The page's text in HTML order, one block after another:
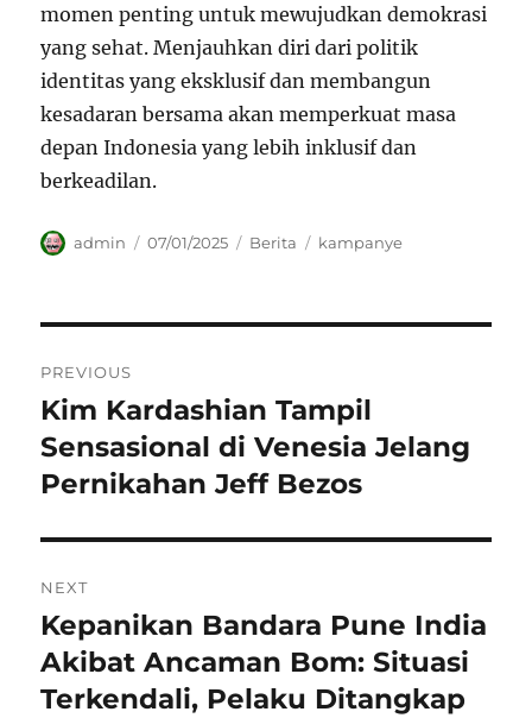
momen penting untuk mewujudkan demokrasi
yang sehat. Menjauhkan diri dari politik
identitas yang eksklusif dan membangun
kesadaran bersama akan memperkuat masa
depan Indonesia yang lebih inklusif dan
berkeadilan.
Author
admin
Posted
07/01/2025 Categories
Berita Tags
kampanye
pos
PREVIOUS
Previous
post:
Kim Kardashian Tampil
Sensasional di Venesia Jelang
Pernikahan Jeff Bezos
NEXT
Next
post:
Kepanikan Bandara Pune India
Akibat Ancaman Bom: Situasi
Terkendali, Pelaku Ditangkap